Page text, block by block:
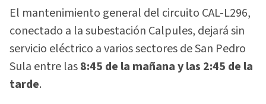
El mantenimiento general del circuito CAL-L296,
conectado a la subestación Calpules, dejará sin
servicio eléctrico a varios sectores de San Pedro
Sula entre las8:45 de la mañana y las 2:45 de la
tarde.